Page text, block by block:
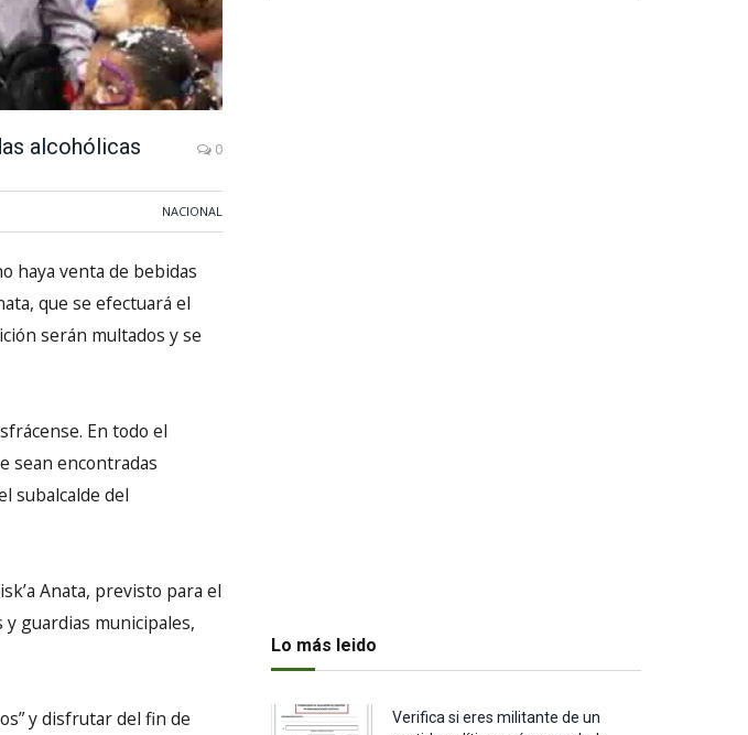
alcohólicas 0
NACIONAL
haya venta de bebidas
que se efectuará el
serán multados y se
En todo el
sean encontradas
subalcalde del
Anata, previsto para el
guardias municipales,
y disfrutar del fin de
Lo más leido
Verifica si eres militante de un